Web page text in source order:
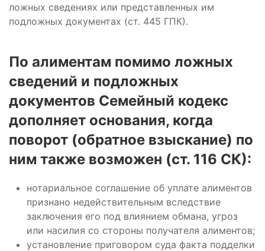
ложных сведениях или представленных им
подложных документах (ст. 445 ГПК).
По алиментам помимо ложных
сведений и подложных
документов Семейный кодекс
дополняет основания, когда
поворот (обратное взыскание) по
ним также возможен (ст. 116 СК):
нотариальное соглашение об уплате алиментов
признано недействительным вследствие
заключения его под влиянием обмана, угроз
или насилия со стороны получателя алиментов;
установление приговором суда факта подделки